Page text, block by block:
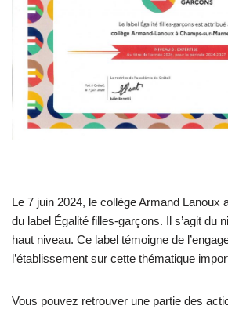
Le 7 juin 2024, le collège Armand Lanoux
du label Égalité filles-garçons. Il s’agit du
haut niveau. Ce label témoigne de
l’établissement sur cette thématique
Vous pouvez retrouver une partie des